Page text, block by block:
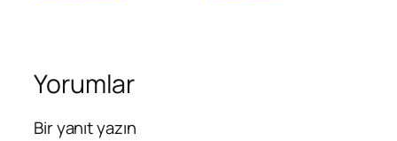
Yorumlar
Bir yanıt yazın